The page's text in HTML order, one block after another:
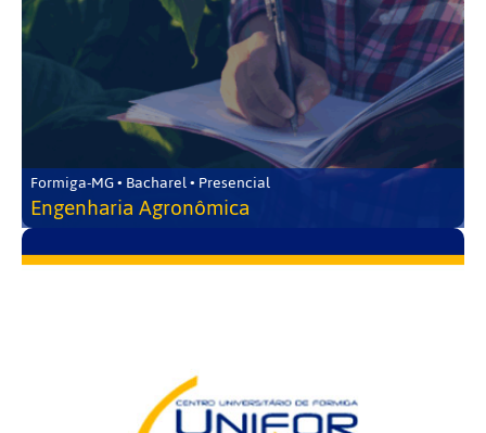
Formiga-MG • Bacharel • Presencial
Engenharia Agronômica